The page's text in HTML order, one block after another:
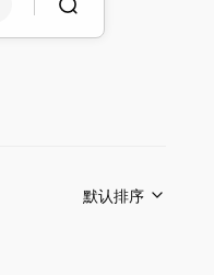
默认排序